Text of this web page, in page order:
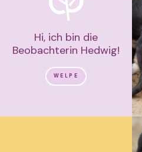
Hi, ich bin die
Beobachterin Hedwig!
WELPE